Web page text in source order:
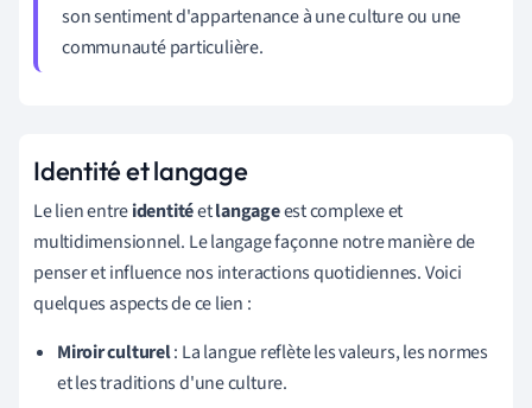
son sentiment d'appartenance à une culture ou une
communauté particulière.
Identité et langage
Le lien entreidentitéetlangageest complexe et
multidimensionnel. Le langage façonne notre manière de
penser et influence nos interactions quotidiennes. Voici
quelques aspects de ce lien :
Miroir culturel: La langue reflète les valeurs, les normes
et les traditions d'une culture.